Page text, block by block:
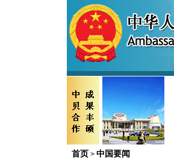
首页 > 中国要闻